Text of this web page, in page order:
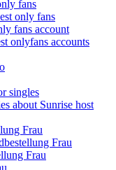
fans
only fans
fans account
onlyfans accounts
singles
about Sunrise host
Frau
Frau
Frau